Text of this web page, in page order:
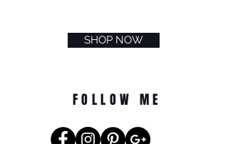
SHOP NOW
FOLLOW ME